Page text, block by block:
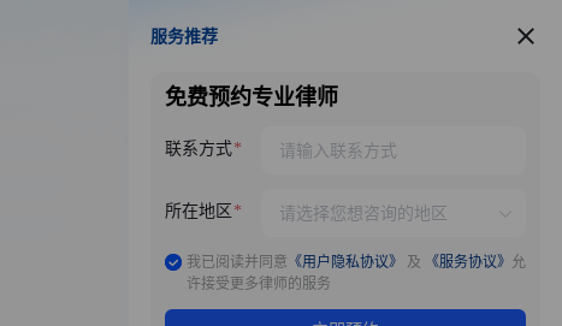
服务推荐
服务推荐
免费预约专业律师
联系方式
所在地区
我已阅读并同意 《用户隐私协议》 及 《服务协议》 允
许接受更多律师的服务